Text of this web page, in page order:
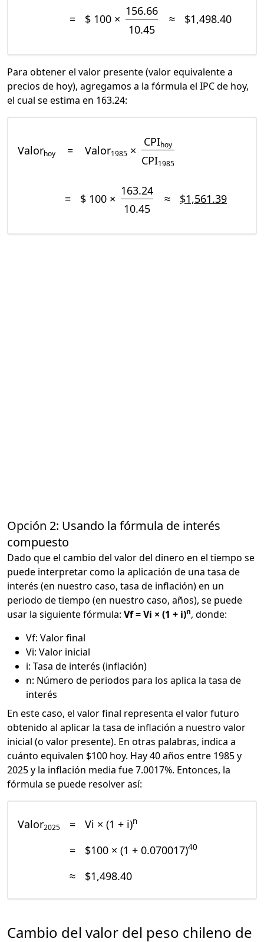
= $ 100 ×
156.66
10.45
≈ $1,498.40
Para obtener el valor presente (valor equivalente a
precios de hoy), agregamos a la fórmula el IPC de hoy,
el cual se estima en 163.24:
Valorhoy = Valor1985 ×
CPIhoy
CPI1985
= $ 100 ×
163.24
10.45
≈ $1,561.39
Opción 2: Usando la fórmula de interés
compuesto
Dado que el cambio del valor del dinero en el tiempo se
puede interpretar como la aplicación de una tasa de
interés (en nuestro caso, tasa de inflación) en un
periodo de tiempo (en nuestro caso, años), se puede
usar la siguiente fórmula: Vf = Vi × (1 + i)n, donde:
Vf: Valor final
Vi: Valor inicial
i: Tasa de interés (inflación)
n: Número de periodos para los aplica la tasa de
interés
En este caso, el valor final representa el valor futuro
obtenido al aplicar la tasa de inflación a nuestro valor
inicial (o valor presente). En otras palabras, indica a
cuánto equivalen $100 hoy. Hay 40 años entre 1985 y
2025 y la inflación media fue 7.0017%. Entonces, la
fórmula se puede resolver así:
Valor2025 = Vi × (1 + i)n
= $100 × (1 + 0.070017)40
≈ $1,498.40
Cambio del valor del peso chileno de